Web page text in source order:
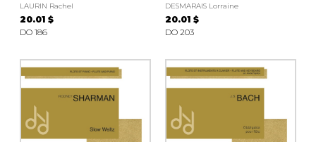
LAURIN Rachel
20.01 $
DO 186
DESMARAIS Lorraine
20.01 $
DO 203